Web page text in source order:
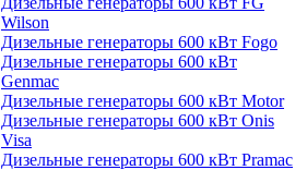
Wilson
Дизельные генераторы 600 кВт Fogo
Дизельные генераторы 600 кВт
Genmac
Дизельные генераторы 600 кВт Motor
Дизельные генераторы 600 кВт Onis
Visa
Дизельные генераторы 600 кВт Pramac